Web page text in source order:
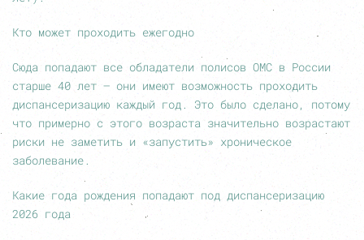
Кто может проходить ежегодно
Сюда попадают все обладатели полисов ОМС в России
старше 40 лет – они имеют возможность проходить
диспансеризацию каждый год. Это было сделано, потому
что примерно с этого возраста значительно возрастают
риски не заметить и «запустить» хроническое
заболевание.
Какие года рождения попадают под диспансеризацию
2026 года